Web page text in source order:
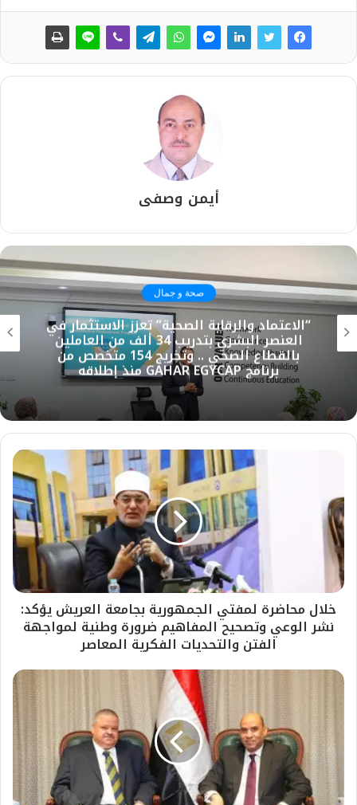
أيمن وصفى
صحة و جمال
“الاعتماد والرقابة الصحية” تعزز الاستثمار في
العنصر البشري بتدريب 34 ألف من العاملين
بالقطاع الصحي .. وتخريج 154 متخصص من
برنامج GAHAR EGYCAP منذ إطلاقه
خلال محاضرة لمفتي الجمهورية بجامعة العريش يؤكد:
نشر الوعي وتصحيح المفاهيم ضرورة وطنية لمواجهة
الفتن والتحديات الفكرية المعاصر